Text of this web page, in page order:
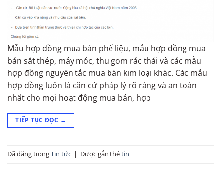
Mẫu hợp đồng mua bán phế liệu, mẫu hợp đồng mua
bán sắt thép, máy móc, thu gom rác thải và các mẫu
hợp đồng nguyên tắc mua bán kim loại khác. Các mẫu
hợp đồng luôn là căn cứ pháp lý rõ ràng và an toàn
nhất cho mọi hoạt động mua bán, hợp
TIẾP TỤC ĐỌC →
Đã đăng trongTin tức | Được gắn thẻtin